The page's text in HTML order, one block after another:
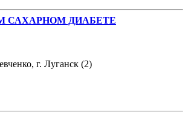
САХАРНОМ ДИАБЕТЕ
г. Луганск (2)